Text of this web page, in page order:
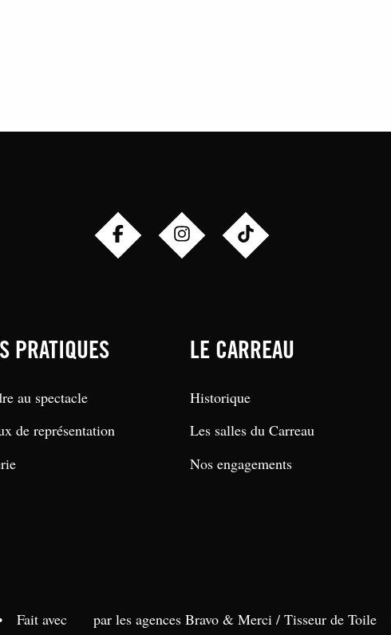
PRATIQUES
au spectacle
de représentation
LE CARREAU
Historique
Les salles du Carreau
Nos engagements
Fait avec par les agences Bravo & Merci / Tisseur de Toile